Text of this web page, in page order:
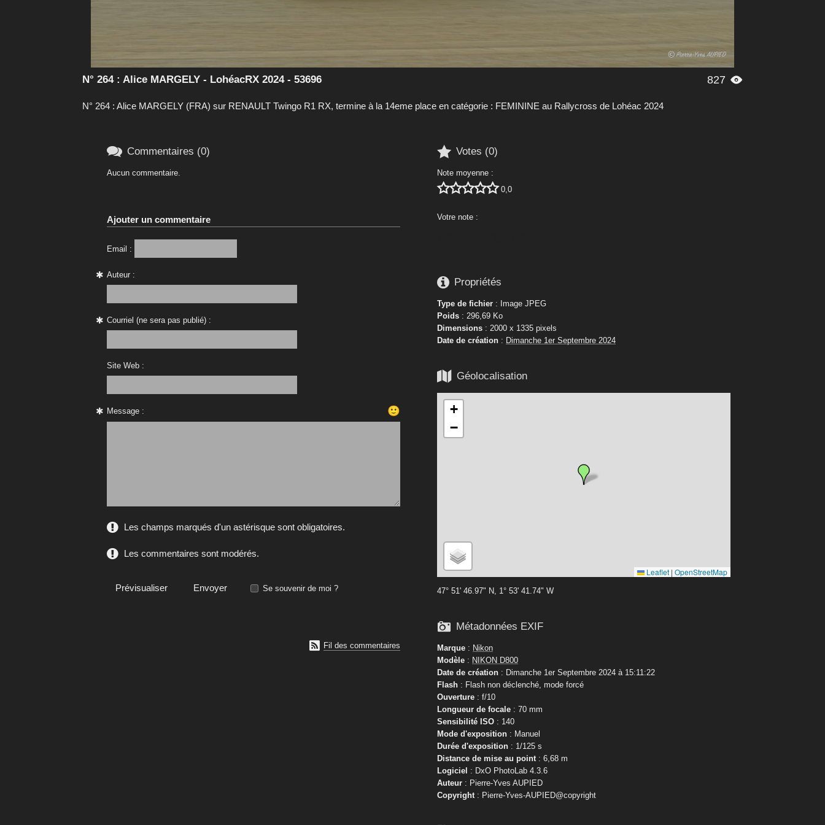
827 
N° 264 : Alice MARGELY - LohéacRX 2024 - 53696
N° 264 : Alice MARGELY (FRA) sur RENAULT Twingo R1 RX, termine à la 14eme place en catégorie : FEMININE au Rallycross de Lohéac 2024
 Votes (0)
Note moyenne :
 0,0
Votre note :
 Propriétés
Type de fichier : Image JPEG
Poids : 296,69 Ko
Dimensions : 2000 x 1335 pixels
Date de création : Dimanche 1er Septembre 2024
 Géolocalisation
+
−
Leaflet | OpenStreetMap
47° 51' 46.97" N, 1° 53' 41.74" W
 Métadonnées EXIF
Marque : Nikon
Modèle : NIKON D800
Date de création : Dimanche 1er Septembre 2024 à 15:11:22
Flash : Flash non déclenché, mode forcé
Ouverture : f/10
Longueur de focale : 70 mm
Sensibilité ISO : 140
Mode d'exposition : Manuel
Durée d'exposition : 1/125 s
Distance de mise au point : 6,68 m
Logiciel : DxO PhotoLab 4.3.6
Auteur : Pierre-Yves AUPIED
Copyright : Pierre-Yves-AUPIED@copyright
 Commentaires (0)
Aucun commentaire.
Ajouter un commentaire
Email :
Auteur :
Courriel (ne sera pas publié) :
Site Web :
Message : 🙂
Les champs marqués d'un astérisque sont obligatoires.
Les commentaires sont modérés.
Se souvenir de moi ?
 Fil des commentaires